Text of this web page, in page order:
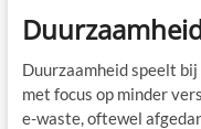
Duurzaamheid speelt
met focus op minder
e-waste, oftewel